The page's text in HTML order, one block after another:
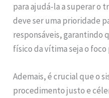
para ajudá-la a superar o
deve ser uma prioridade
responsáveis, garantindo
físico da vítima seja o
Ademais, é crucial que o
procedimento justo e